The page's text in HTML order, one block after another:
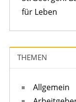
für Leben
THEMEN
Allgemein